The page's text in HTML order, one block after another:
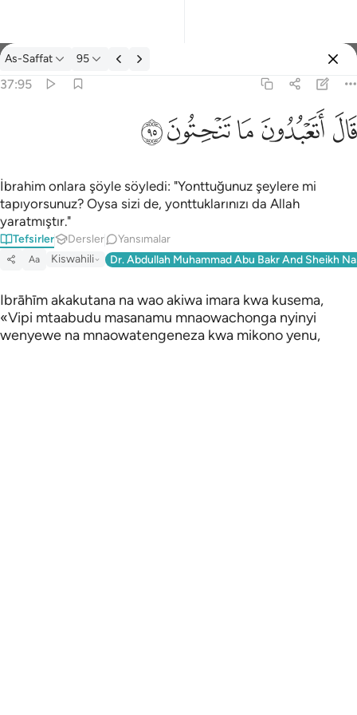
Tefsir: As-Saffat 37:95
As-Saffat 95
37:95
ﲟﲠﲡﲢﲣ
İbrahim onlara şöyle söyledi: "Yonttuğunuz şeylere mi
tapıyorsunuz? Oysa sizi de, yonttuklarınızı da Allah
yaratmıştır."
Tefsirler Dersler Yansımalar
Aa Kiswahili Dr. Abdullah Muhammad Abu Bakr And Sheikh
Ibrāhīm akakutana na wao akiwa imara kwa kusema,
«Vipi mtaabudu masanamu mnaowachonga nyinyi
wenyewe na mnaowatengeneza kwa mikono yenu,